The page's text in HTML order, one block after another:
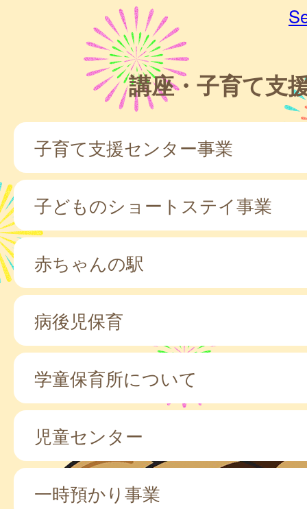
講座・子育て支
子育て支援センター事業
子どものショートステイ事業
赤ちゃんの駅
病後児保育
学童保育所について
児童センター
一時預かり事業